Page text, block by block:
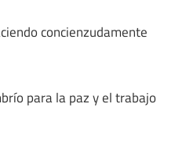
concienzudamente
para la paz y el trabajo